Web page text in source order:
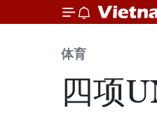
体育
四项